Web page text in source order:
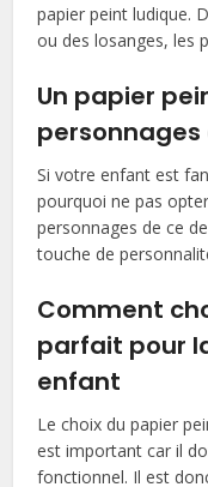
papier peint ludique.
ou des losanges, les
Un papier
personnages
Si votre enfant est
pourquoi ne pas
personnages de ce
touche de
Comment
parfait pour
enfant
Le choix du papier
est important car il
fonctionnel. Il est